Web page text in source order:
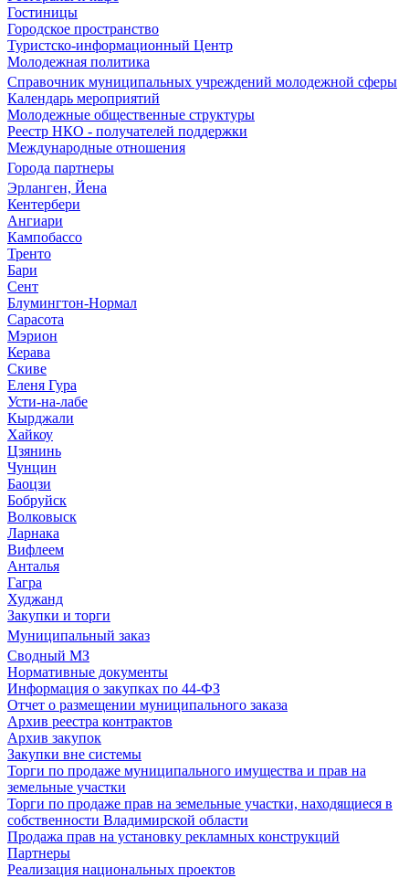
Гостиницы
Городское пространство
Туристско-информационный Центр
Молодежная политика
Справочник муниципальных учреждений молодежной сферы
Календарь мероприятий
Молодежные общественные структуры
Реестр НКО - получателей поддержки
Международные отношения
Города партнеры
Эрланген, Йена
Кентербери
Ангиари
Кампобассо
Тренто
Бари
Сент
Блумингтон-Нормал
Сарасота
Мэрион
Керава
Скиве
Еленя Гура
Усти-на-лабе
Кырджали
Хайкоу
Цзянинь
Чунцин
Баоцзи
Бобруйск
Волковыск
Ларнака
Вифлеем
Анталья
Гагра
Худжанд
Закупки и торги
Муниципальный заказ
Сводный МЗ
Нормативные документы
Информация о закупках по 44-ФЗ
Отчет о размещении муниципального заказа
Архив реестра контрактов
Архив закупок
Закупки вне системы
Торги по продаже муниципального имущества и прав на
земельные участки
Торги по продаже прав на земельные участки, находящиеся в
собственности Владимирской области
Продажа прав на установку рекламных конструкций
Партнеры
Реализация национальных проектов